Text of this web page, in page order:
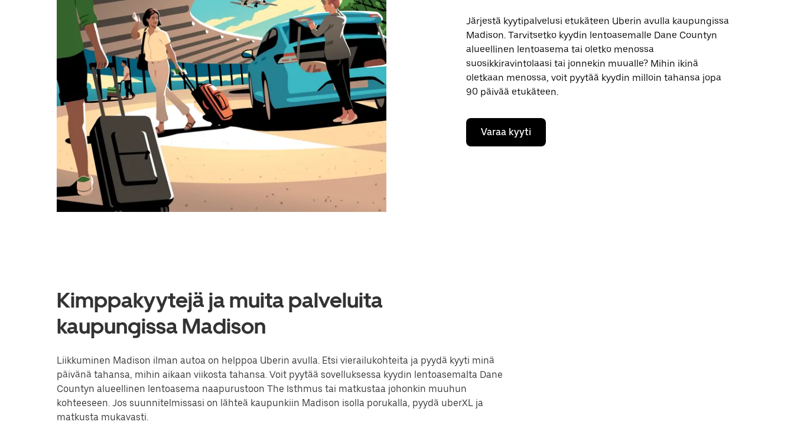
Järjestä kyytipalvelusi etukäteen Uberin avulla kaupungissa
Madison. Tarvitsetko kyydin lentoasemalle Dane Countyn
alueellinen lentoasema tai oletko menossa
suosikkiravintolaasi tai jonnekin muualle? Mihin ikinä
oletkaan menossa, voit pyytää kyydin milloin tahansa jopa
90 päivää etukäteen.
Varaa kyyti
Kimppakyytejä ja muita palveluita
kaupungissa Madison
Liikkuminen Madison ilman autoa on helppoa Uberin avulla. Etsi vierailukohteita ja pyydä kyyti minä
päivänä tahansa, mihin aikaan viikosta tahansa. Voit pyytää sovelluksessa kyydin lentoasemalta Dane
Countyn alueellinen lentoasema naapurustoon The Isthmus tai matkustaa johonkin muuhun
kohteeseen. Jos suunnitelmissasi on lähteä kaupunkiin Madison isolla porukalla, pyydä uberXL ja
matkusta mukavasti.